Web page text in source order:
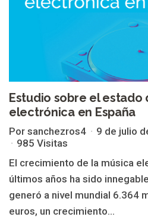
Estudio sobre el estado
electrónica en España
Por sanchezros4
9 de julio
985 Visitas
El crecimiento de la música
últimos años ha sido
generó a nivel mundial 6.364
euros, un crecimiento...